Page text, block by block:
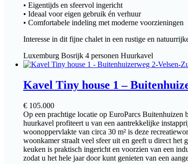
• Eigentijds en sfeervol ingericht
• Ideaal voor eigen gebruik én verhuur
• Comfortabele indeling met moderne voorzieningen
Interesse in dit fijne chalet in een rustige en
Luxemburg Bosrijk 4 personen Huurkavel
Kavel Tiny house 1 –
€ 105.000
Op een prachtige locatie op EuroParcs
huurkavel profiteert u van een aantrekkelijke
woonoppervlakte van circa 30 m² is deze
woonkamer straalt veel sfeer uit en geeft u direct het
keuken is praktisch ingericht en voorzien van een
zodat u het hele jaar door kunt genieten van een